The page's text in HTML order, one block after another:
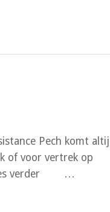
Pech komt
of voor vertrek op
lees verder …